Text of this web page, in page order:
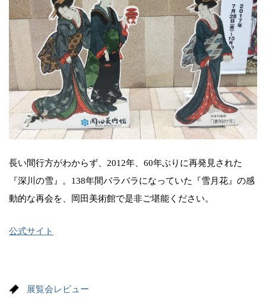
長い間行方がわからず、2012年、60年ぶりに再発見された
『深川の雪』。138年間バラバラになっていた『雪月花』の感
動的な再会を、岡田美術館で是非ご堪能ください。
公式サイト
展覧会レビュー